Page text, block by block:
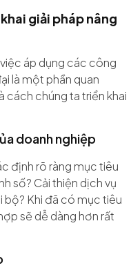
giải pháp nâng
áp dụng các công
là một phần quan
cách chúng ta triển khai
doanh nghiệp
định rõ ràng mục tiêu
số? Cải thiện dịch vụ
bộ? Khi đã có mục tiêu
sẽ dễ dàng hơn rất